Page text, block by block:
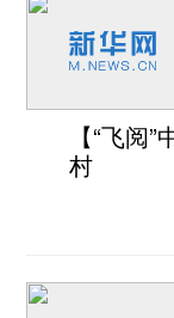
【“飞阅
村